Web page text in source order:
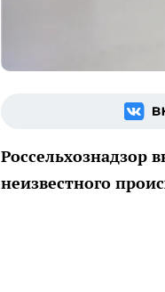
Россельхознадзор
неизвестного